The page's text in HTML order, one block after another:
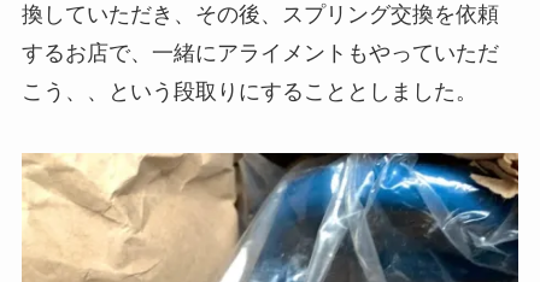
換していただき、その後、スプリング交換を依頼
するお店で、一緒にアライメントもやっていただ
こう、、という段取りにすることとしました。